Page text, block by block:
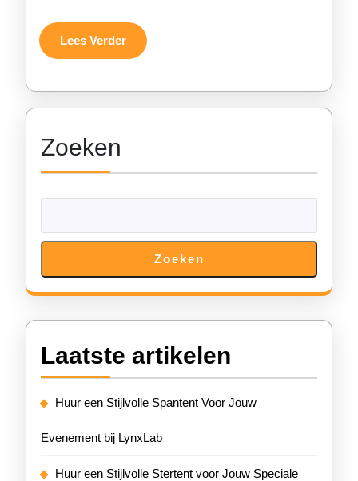
Partytent
voor
Jouw
Lees VerderLees
Verder
Zoeken
Zoeken
Laatste artikelen
Huur een Stijlvolle Spantent Voor Jouw
Evenement bij LynxLab
Huur een Stijlvolle Stertent voor Jouw Speciale